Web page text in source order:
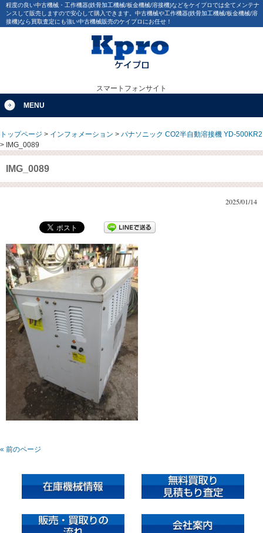
程度の良い中古機械・工作機器(鉄骨加工機械/板金機械/溶接機)などをケイプロでは全てメンテナ
ンスして販売しますので安心して購入できます。中古機械や工作機器(鉄骨加工機械/板金機械/溶
接機)なら買取査定にも強い中古機械販売のケイプロにお任せ！
スマートフォンサイト
MENU
トップページ > インフォメーション > パナソニック CO2半自動溶接機 YD-500KR2
> IMG_0089
IMG_0089
2025/01/14
« 前のページ